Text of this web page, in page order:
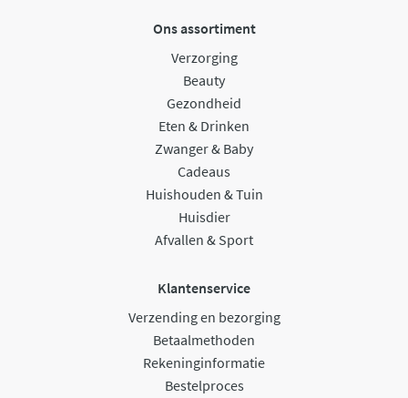
Ons assortiment
Verzorging
Beauty
Gezondheid
Eten & Drinken
Zwanger & Baby
Cadeaus
Huishouden & Tuin
Huisdier
Afvallen & Sport
Klantenservice
Verzending en bezorging
Betaalmethoden
Rekeninginformatie
Bestelproces